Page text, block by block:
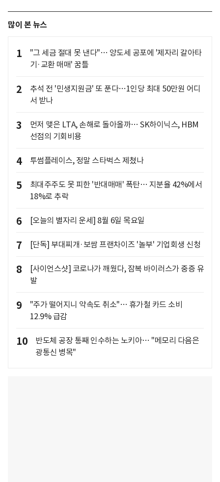
많이 본 뉴스
1
"그 세금 절대 못 낸다"… 양도세 공포에 '제자리 갈아타
기·교환 매매' 꿈틀
2
추석 전 '민생지원금' 또 푼다…1인당 최대 50만원 어디
서 받나
3
먼저 맺은 LTA, 손해로 돌아올까… SK하이닉스, HBM
선점의 기회비용
4 투썸플레이스, 정말 스타벅스 제쳤나
5
최대주주도 못 피한 '반대매매' 폭탄… 지분율 42%에서
18%로 추락
6 [오늘의 별자리 운세] 8월 6일 목요일
7 [단독] 부대찌개·보쌈 프랜차이즈 '놀부' 기업회생 신청
8
[사이언스샷] 코로나가 깨웠다, 잠복 바이러스가 중증 유
발
9
"주가 떨어지니 약속도 취소"… 휴가철 카드 소비
12.9% 급감
10
반도체 공장 통째 인수하는 노키아… "메모리 다음은
광통신 병목"